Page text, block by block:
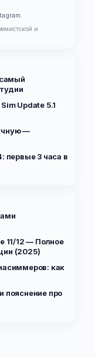
и
Update 5.1
—
первые 3 часа в
11/12 — Полное
(2025)
как
пояснение про